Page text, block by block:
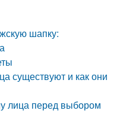
шапку:
существуют и как они
лица перед выбором